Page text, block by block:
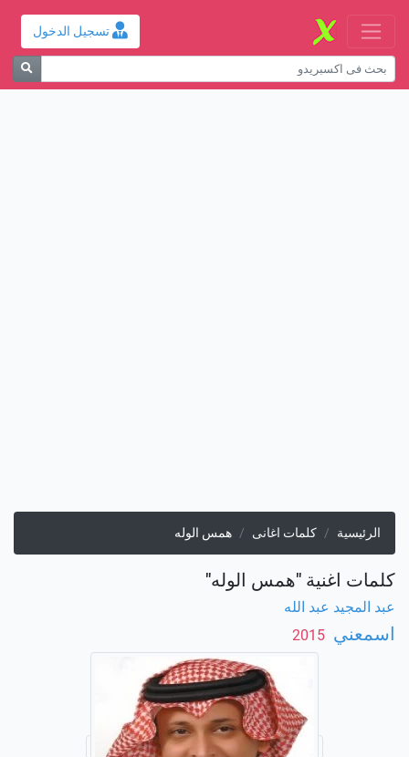
تسجيل الدخول
الرئيسية كلمات اغانى همس الوله
كلمات اغنية "همس الوله"
عبد المجيد عبد الله
اسمعني